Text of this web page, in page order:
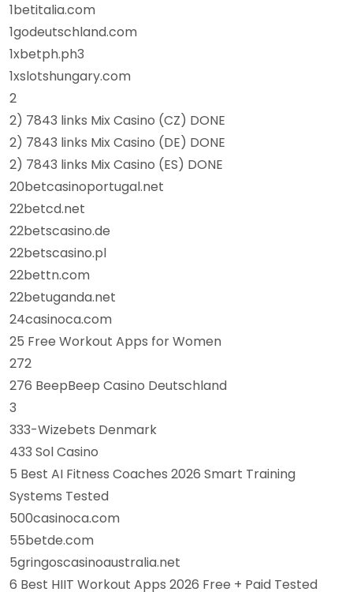
1betitalia.com
1godeutschland.com
1xbetph.ph3
1xslotshungary.com
2
2) 7843 links Mix Casino (CZ) DONE
2) 7843 links Mix Casino (DE) DONE
2) 7843 links Mix Casino (ES) DONE
20betcasinoportugal.net
22betcd.net
22betscasino.de
22betscasino.pl
22bettn.com
22betuganda.net
24casinoca.com
25 Free Workout Apps for Women
272
276 BeepBeep Casino Deutschland
3
333-Wizebets Denmark
433 Sol Casino
5 Best AI Fitness Coaches 2026 Smart Training
Systems Tested
500casinoca.com
55betde.com
5gringoscasinoaustralia.net
6 Best HIIT Workout Apps 2026 Free + Paid Tested